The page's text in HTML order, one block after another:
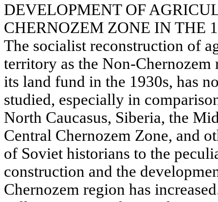
DEVELOPMENT OF
CHERNOZEM ZONE IN THE
The socialist reconstruction of
territory as the Non-
its land fund in the 1930s, has
studied, especially in
North Caucasus, Siberia, the
Central Chernozem Zone, and
of Soviet historians to the
construction and the
Chernozem region has